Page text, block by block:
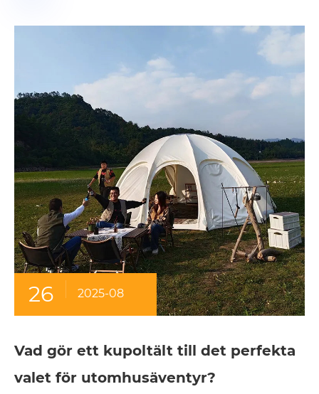
26 2025-08
Vad gör ett kupoltält till det perfekta
valet för utomhusäventyr?